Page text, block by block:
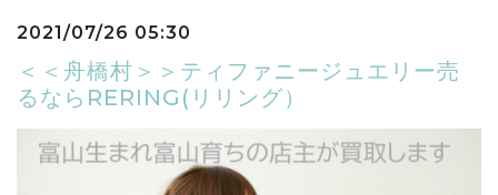
2021/07/26 05:30
＜＜舟橋村＞＞ティファニージュエリー売
るならRERING(リリング）